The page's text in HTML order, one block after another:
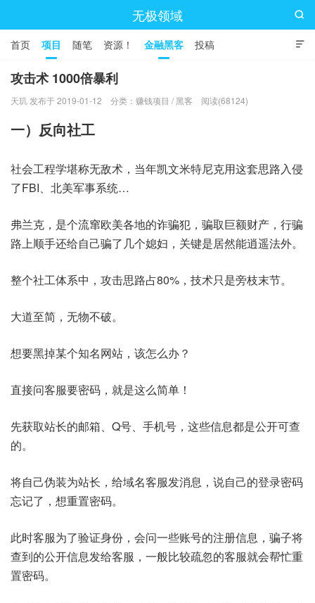
无极领域

首页 项目 随笔 资源！ 金融黑客 投稿

攻击术 1000倍暴利
天玑 发布于 2019-01-12 分类： 赚钱项目 /黑客 阅读(68124)
一）反向社工
社会工程学堪称无敌术，当年凯文米特尼克用这套思路入侵
了FBI、北美军事系统…
弗兰克，是个流窜欧美各地的诈骗犯，骗取巨额财产，行骗
路上顺手还给自己骗了几个媳妇，关键是居然能逍遥法外。
整个社工体系中，攻击思路占80%，技术只是旁枝末节。
大道至简，无物不破。
想要黑掉某个知名网站，该怎么办？
直接问客服要密码，就是这么简单！
先获取站长的邮箱、Q号、手机号，这些信息都是公开可查
的。
将自己伪装为站长，给域名客服发消息，说自己的登录密码
忘记了，想重置密码。
此时客服为了验证身份，会问一些账号的注册信息，骗子将
查到的公开信息发给客服，一般比较疏忽的客服就会帮忙重
置密码。